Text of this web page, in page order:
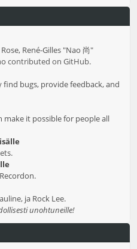
René-Gilles "Nao 尚"
contributed on GitHub.
bugs, provide feedback, and
it possible for people all
ja Rock Lee.
unohtuneille!